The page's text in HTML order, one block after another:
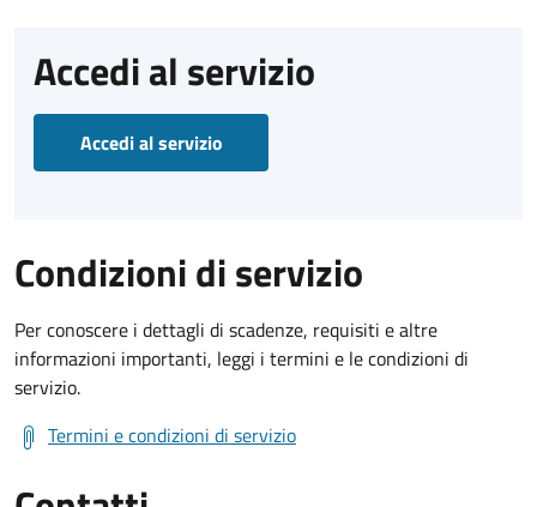
Accedi al servizio
Accedi al servizio
Condizioni di servizio
Per conoscere i dettagli di scadenze, requisiti e altre
informazioni importanti, leggi i termini e le condizioni di
servizio.
Termini e condizioni di servizio